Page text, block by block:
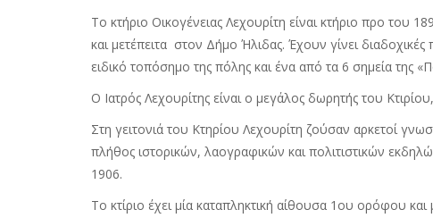
Το κτήριο Οικογένειας Λεχουρίτη είναι κτήριο προ
και μετέπειτα στον Δήμο Ήλιδας. Έχουν γίνει
ειδικό τοπόσημο της πόλης και ένα από τα 6 σημεία της
Ο Ιατρός Λεχουρίτης είναι ο μεγάλος δωρητής του
Στη γειτονιά του Κτηρίου Λεχουρίτη ζούσαν αρκετοί
πλήθος ιστορικών, λαογραφικών και πολιτιστικών
1906.
Το κτίριο έχει μία καταπληκτική αίθουσα 1ου ορόφου